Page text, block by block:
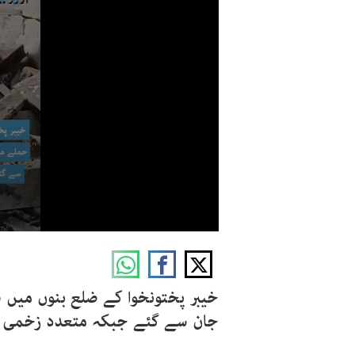
جان سے گئے جبکہ متعدد زخمی